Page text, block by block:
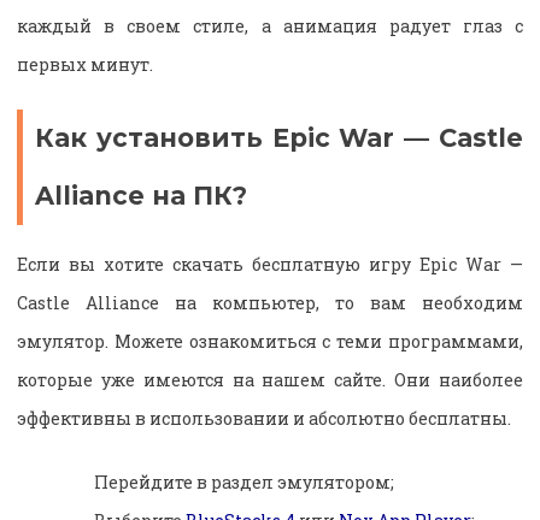
каждый в своем стиле, а анимация радует глаз с
первых минут.
Как установить Epic War — Castle
Alliance на ПК?
Если вы хотите скачать бесплатную игру Epic War —
Castle Alliance на компьютер, то вам необходим
эмулятор. Можете ознакомиться с теми программами,
которые уже имеются на нашем сайте. Они наиболее
эффективны в использовании и абсолютно бесплатны.
Перейдите в раздел эмулятором;